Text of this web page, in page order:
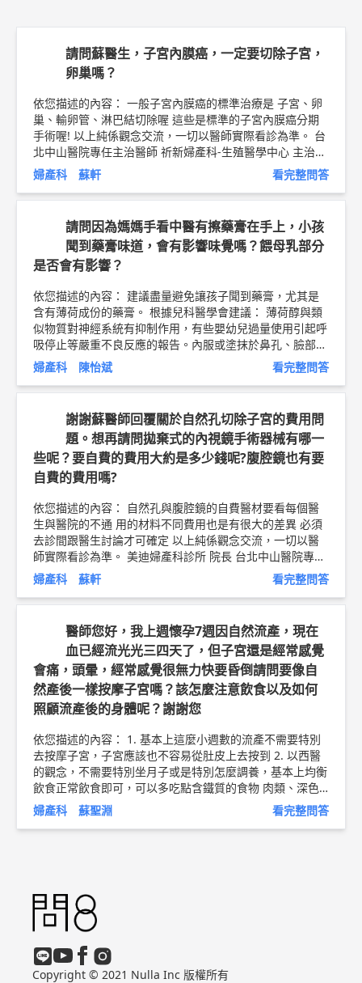
請問蘇醫生，子宮內膜癌，一定要切除子宮，
卵巢嗎？
依您描述的內容： 一般子宮內膜癌的標準治療是 子宮、卵
巢、輸卵管、淋巴結切除喔 這些是標準的子宮內膜癌分期
手術喔! 以上純係觀念交流，一切以醫師實際看診為準。 台
北中山醫院專任主治醫師 祈新婦產科-生殖醫學中心 主治醫
師（有子宮鏡檢查，自費門診） 蘇軒 醫師簡介 ►http://bi
t.ly/2uZnDhO
https://tw.wen8health.com/arti
cle/239
婦產科 蘇軒 看完整問答
請問因為媽媽手看中醫有擦藥膏在手上，小孩
聞到藥膏味道，會有影響味覺嗎？餵母乳部分
是否會有影響？
依您描述的內容： 建議盡量避免讓孩子聞到藥膏，尤其是
含有薄荷成份的藥膏。 根據兒科醫學會建議： 薄荷醇與類
似物質對神經系統有抑制作用，有些嬰幼兒過量使用引起呼
吸停止等嚴重不良反應的報告。內服或塗抹於鼻孔、臉部、
胸部時，進入中樞神經系統的藥量較多，比較容易引起危
險。https://www.pediatr.org.tw/people/edu_info.asp?i
d=20以上純係觀念交流，一切以醫師實際看診為準。 陳怡
斌 中西醫師 醫學博士 中華民國婦產科專科醫師 中華民國中
醫兒科醫學會專科醫師 中華民國骨質疏鬆症學會專科醫師
長庚紀念醫院婦產科生殖醫學中心主治醫師 前長庚紀念醫
院中醫婦科主治醫師 前長庚紀念醫院中藥藥事委員會主席
前長庚紀念醫院生殖醫學中心駐診主治醫師 前長庚紀念醫
QaZY7X https://www.cgmh.org.tw/tw/Services/DoctorI
nfo/7548
婦產科 陳怡斌 看完整問答
謝謝蘇醫師回覆關於自然孔切除子宮的費用問
題。想再請問拋棄式的內視鏡手術器械有哪一
些呢？要自費的費用大約是多少錢呢?腹腔鏡也有要
自費的費用嗎?
依您描述的內容： 自然孔與腹腔鏡的自費醫材要看每個醫
生與醫院的不通 用的材料不同費用也是有很大的差異 必須
去診間跟醫生討論才可確定 以上純係觀念交流，一切以醫
師實際看診為準。 美迪婦產科診所 院長 台北中山醫院專任
主治醫師 祈新婦產科-生殖醫學中心 主治醫師（有子宮鏡檢
http://bit.ly/2uZnDhO
婦產科 蘇軒 看完整問答
醫師您好，我上週懷孕7週因自然流產，現在
血已經流光光三四天了，但子宮還是經常感覺
會痛，頭暈，經常感覺很無力快要昏倒請問要像自
然產後一樣按摩子宮嗎？該怎麼注意飲食以及如何
照顧流產後的身體呢？謝謝您
依您描述的內容： 1. 基本上這麼小週數的流產不需要特別
去按摩子宮，子宮應該也不容易從肚皮上去按到 2. 以西醫
的觀念，不需要特別坐月子或是特別怎麼調養，基本上均衡
飲食正常飲食即可，可以多吃點含鐵質的食物 肉類、深色
蔬菜、動物內臟... 等食物，可以讓身體的造血功能正常，以
補充流產時流失的血液 以上純係觀念交流，一切以醫師實
婦產科 蘇聖淵 看完整問答
Copyright © 2021 Nulla Inc 版權所有